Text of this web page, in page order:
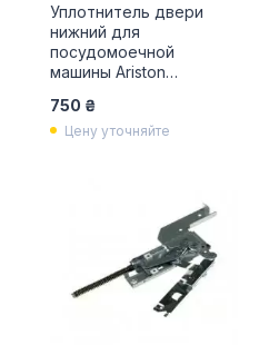
Уплотнитель двери
нижний для
посудомоечной
машины Ariston
750 ₴
Цену уточняйте